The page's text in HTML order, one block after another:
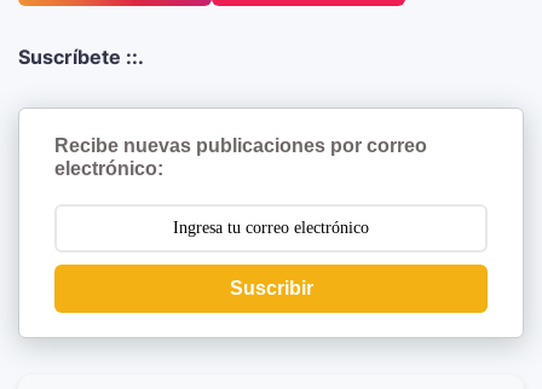
Suscríbete ::.
Recibe nuevas publicaciones por correo
electrónico:
Suscribir